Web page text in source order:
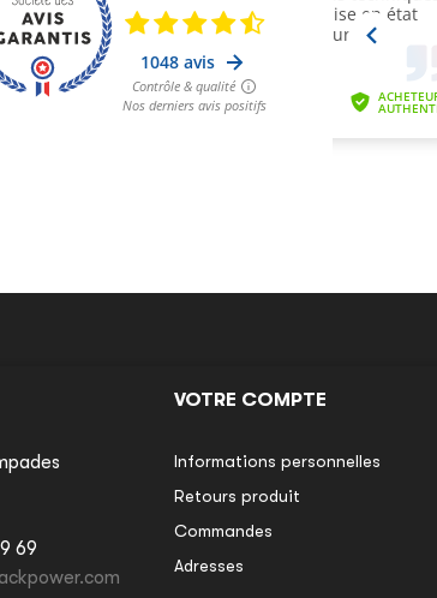
69
VOTRE COMPTE
Informations personnelles
Retours produit
Commandes
Adresses